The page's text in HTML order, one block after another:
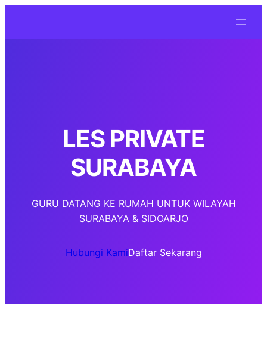
LES PRIVATE
SURABAYA
GURU DATANG KE RUMAH UNTUK WILAYAH
SURABAYA & SIDOARJO
Hubungi KamiDaftar Sekarang